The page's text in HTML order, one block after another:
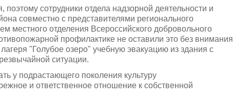
сотрудники отдела надзорной деятельности и
совместно с представителями регионального
отделения Всероссийского добровольного
профилактике не оставили это без внимания
"Голубое озеро" учебную эвакуацию из здания с
ситуации.
у подрастающего поколения культуру
и ответственное отношение к собственной